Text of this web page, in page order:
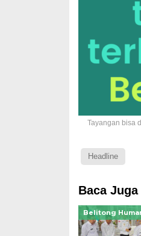
Tayangan bisa
Headline
Baca Juga
Belitong